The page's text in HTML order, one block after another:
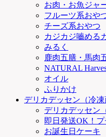
お肉・お魚ジャ
フルーツ系おや
チーズ系おやつ
カジカジ嚙める
みるく
鹿肉五膳・馬肉
NATURAL
オイル
ふりかけ
デリカデッセン（冷凍
デリカデッセン
即日発送OK！
お誕生日ケーキ